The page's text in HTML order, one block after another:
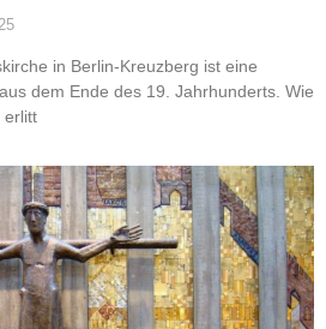
in Berlin-Kreuzberg ist eine
dem Ende des 19. Jahrhunderts. Wie
erlitt